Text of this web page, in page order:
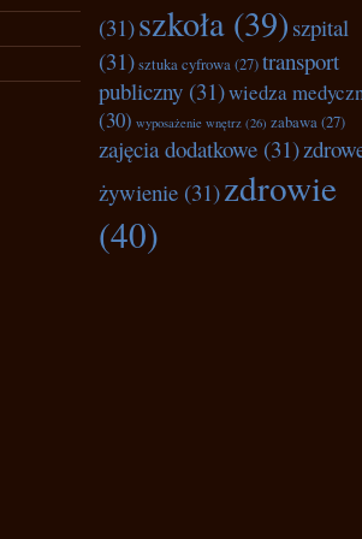
(31)szkoła (39) szpital
(31)sztuka cyfrowa(27)transport
publiczny (31)wiedza
(30) wyposażenie wnętrz (26) zabawa(27)
zajęcia dodatkowe (31)
żywienie (31)zdrowie
(40)